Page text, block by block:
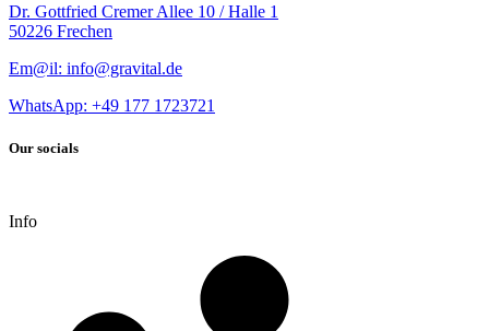
Dr. Gottfried Cremer Allee 10 / Halle 1
50226 Frechen
Em@il: info@gravital.de
WhatsApp: +49 177 1723721
Our socials
Info